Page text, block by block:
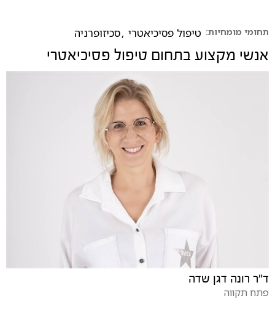
תחומי מומחיות: טיפול פסיכיאטרי ,סכיזופרניה
אנשי מקצוע בתחום טיפול פסיכיאטרי
ד"ר רונה דגן שדה
פתח תקווה